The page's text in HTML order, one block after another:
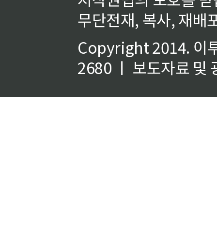
무단전재, 복사, 재배
Copyright 2014. 이
2680 ㅣ 보도자료